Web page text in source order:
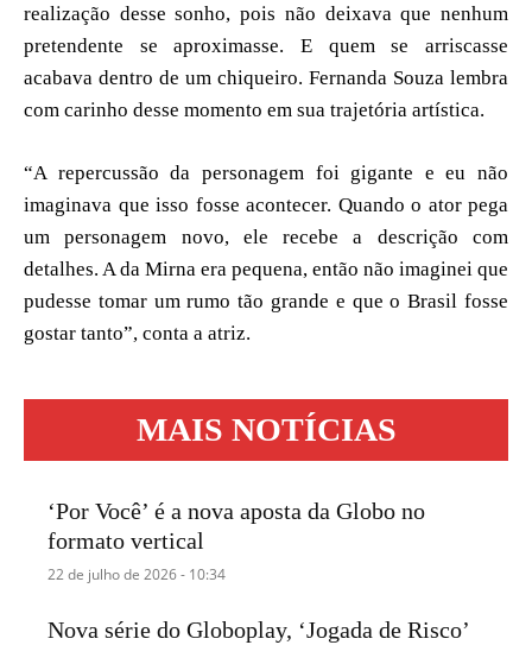
realização desse sonho, pois não deixava que nenhum
pretendente se aproximasse. E quem se arriscasse
acabava dentro de um chiqueiro. Fernanda Souza lembra
com carinho desse momento em sua trajetória artística.
“A repercussão da personagem foi gigante e eu não
imaginava que isso fosse acontecer. Quando o ator pega
um personagem novo, ele recebe a descrição com
detalhes. A da Mirna era pequena, então não imaginei que
pudesse tomar um rumo tão grande e que o Brasil fosse
gostar tanto”, conta a atriz.
MAIS NOTÍCIAS
‘Por Você’ é a nova aposta da Globo no
formato vertical
22 de julho de 2026 - 10:34
Nova série do Globoplay, ‘Jogada de Risco’